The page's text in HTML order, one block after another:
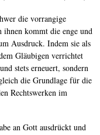
die vorrangige
ihnen kommt die enge und
Ausdruck. Indem sie als
Gläubigen verrichtet
stets erneuert, sondern
die Grundlage für die
Rechtswerken im
an Gott ausdrückt und